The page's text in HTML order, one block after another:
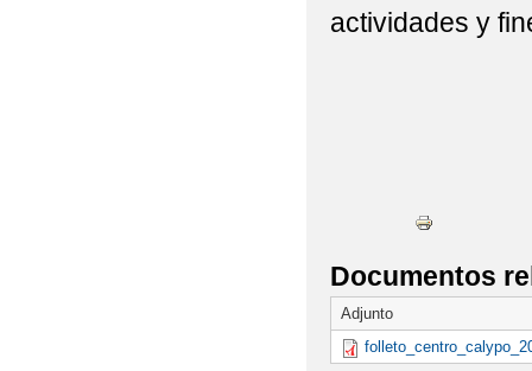
actividades y
Documentos
Adjunto